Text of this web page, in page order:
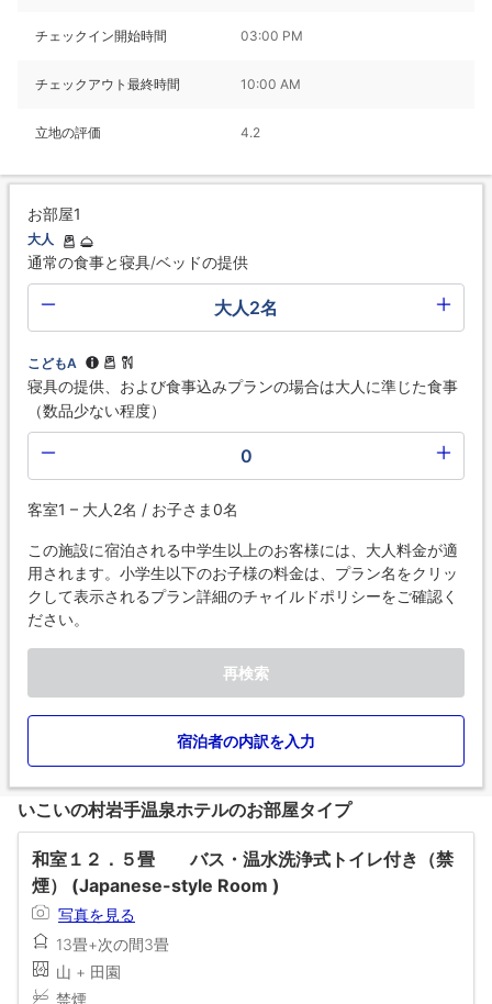
チェックイン開始時間 03:00 PM
チェックアウト最終時間 10:00 AM
立地の評価 4.2
お部屋1
大人
通常の食事と寝具/ベッドの提供
大人2名
こどもA
寝具の提供、および食事込みプランの場合は大人に準じた食事
（数品少ない程度）
0
客室1 – 大人2名 / お子さま0名
この施設に宿泊される中学生以上のお客様には、大人料金が適
用されます。小学生以下のお子様の料金は、プラン名をクリッ
クして表示されるプラン詳細のチャイルドポリシーをご確認く
ださい。
再検索
宿泊者の内訳を入力
いこいの村岩手温泉ホテルのお部屋タイプ
和室１２．５畳 バス・温水洗浄式トイレ付き（禁
煙） (Japanese-style Room )
写真を見る
13畳+次の間3畳
山 + 田園
禁煙